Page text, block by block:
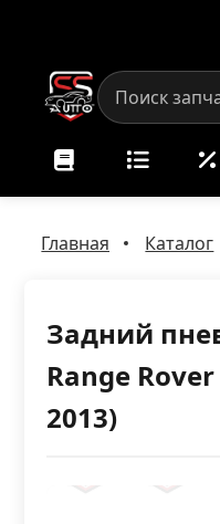
Главная Каталог
Задний
Range
2013)